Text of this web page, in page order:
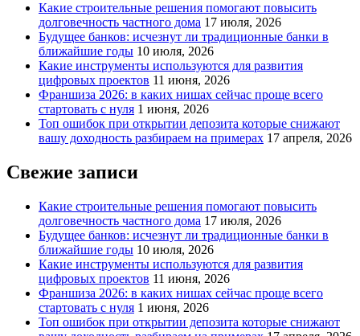
Какие строительные решения помогают повысить
долговечность частного дома 17 июля, 2026
Будущее банков: исчезнут ли традиционные банки в
ближайшие годы 10 июля, 2026
Какие инструменты используются для развития
цифровых проектов 11 июня, 2026
Франшиза 2026: в каких нишах сейчас проще всего
стартовать с нуля 1 июня, 2026
Топ ошибок при открытии депозита которые снижают
вашу доходность разбираем на примерах 17 апреля, 2026
Свежие записи
Какие строительные решения помогают повысить
долговечность частного дома 17 июля, 2026
Будущее банков: исчезнут ли традиционные банки в
ближайшие годы 10 июля, 2026
Какие инструменты используются для развития
цифровых проектов 11 июня, 2026
Франшиза 2026: в каких нишах сейчас проще всего
стартовать с нуля 1 июня, 2026
Топ ошибок при открытии депозита которые снижают